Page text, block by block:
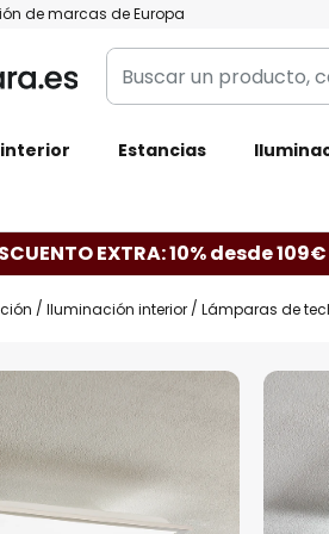
de marcas de Europa
Buscar
un
categoría,
Estancias
EXTRA: 10% desde
Iluminación interior Lámparas de